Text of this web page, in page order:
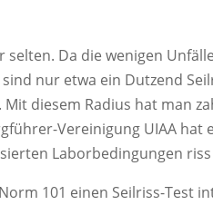
Da die wenigen
nur etwa ein Dutzend
diesem Radius hat man
Vereinigung UIAA
Laborbedingungen
101 einen Seilriss-Test